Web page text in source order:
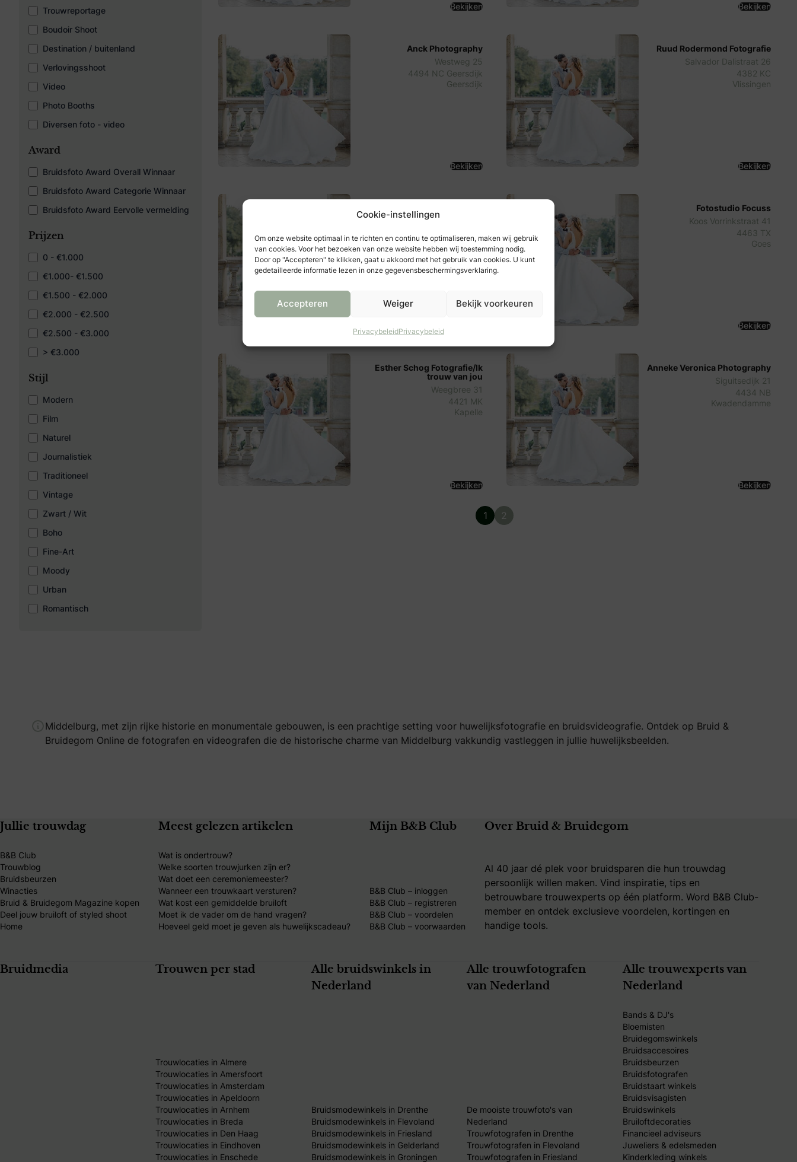
Cookie-instellingen
Om onze website optimaal in te richten en continu te optimaliseren, maken wij gebruik
van cookies. Voor het bezoeken van onze website hebben wij toestemming nodig.
Door op "Accepteren" te klikken, gaat u akkoord met het gebruik van cookies. U kunt
gedetailleerde informatie lezen in onze gegevensbeschermingsverklaring.
Accepteren Weiger Bekijk voorkeuren
PrivacybeleidPrivacybeleid
Trouwreportage
Boudoir Shoot
Destination / buitenland
Verlovingsshoot
Video
Photo Booths
Diversen foto - video
Award
Bruidsfoto Award Overall Winnaar
Bruidsfoto Award Categorie Winnaar
Bruidsfoto Award Eervolle vermelding
Prijzen
0 - €1.000
€1.000- €1.500
€1.500 - €2.000
€2.000 - €2.500
€2.500 - €3.000
> €3.000
Stijl
Modern
Film
Naturel
Journalistiek
Traditioneel
Vintage
Zwart / Wit
Boho
Fine-Art
Moody
Urban
Romantisch
Bekijken Bekijken
Anck Photography
Westweg 25
4494 NC Geersdijk
Geersdijk
Bekijken
Ruud Rodermond Fotografie
Salvador Dalistraat 26
4382 KC
Vlissingen
Bekijken
Co Coppoolse Fotografie
J. Evertsenstraat 15
4461 XN
Goes
Fotostudio Focuss
Koos Vorrinkstraat 41
4463 TX
Goes
Bekijken
Esther Schog Fotografie/Ik
trouw van jou
Weegbree 31
4421 MK
Kapelle
Bekijken
Anneke Veronica Photography
Siguitsedijk 21
4434 NB
Kwadendamme
Bekijken
1 2
Middelburg, met zijn rijke historie en monumentale gebouwen, is een prachtige setting voor huwelijksfotografie en bruidsvideografie. Ontdek op Bruid &
Bruidegom Online de fotografen en videografen die de historische charme van Middelburg vakkundig vastleggen in jullie huwelijksbeelden.
Jullie trouwdag
B&B Club
Trouwblog
Bruidsbeurzen
Winacties
Bruid & Bruidegom Magazine kopen
Deel jouw bruiloft of styled shoot
Home
Meest gelezen artikelen
Wat is ondertrouw?
Welke soorten trouwjurken zijn er?
Wat doet een ceremoniemeester?
Wanneer een trouwkaart versturen?
Wat kost een gemiddelde bruiloft
Moet ik de vader om de hand vragen?
Hoeveel geld moet je geven als huwelijkscadeau?
Mijn B&B Club
B&B Club – inloggen
B&B Club – registreren
B&B Club – voordelen
B&B Club – voorwaarden
Over Bruid & Bruidegom
Al 40 jaar dé plek voor bruidsparen die hun trouwdag
persoonlijk willen maken. Vind inspiratie, tips en
betrouwbare trouwexperts op één platform. Word B&B Club-
member en ontdek exclusieve voordelen, kortingen en
handige tools.
Bruidmedia Trouwen per stad
Trouwlocaties in Almere
Trouwlocaties in Amersfoort
Trouwlocaties in Amsterdam
Trouwlocaties in Apeldoorn
Trouwlocaties in Arnhem
Trouwlocaties in Breda
Trouwlocaties in Den Haag
Trouwlocaties in Eindhoven
Trouwlocaties in Enschede
Alle bruidswinkels in
Nederland
Bruidsmodewinkels in Drenthe
Bruidsmodewinkels in Flevoland
Bruidsmodewinkels in Friesland
Bruidsmodewinkels in Gelderland
Bruidsmodewinkels in Groningen
Alle trouwfotografen
van Nederland
De mooiste trouwfoto's van
Nederland
Trouwfotografen in Drenthe
Trouwfotografen in Flevoland
Trouwfotografen in Friesland
Alle trouwexperts van
Nederland
Bands & DJ's
Bloemisten
Bruidegomswinkels
Bruidsaccesoires
Bruidsbeurzen
Bruidsfotografen
Bruidstaart winkels
Bruidsvisagisten
Bruidswinkels
Bruiloftdecoraties
Financieel adviseurs
Juweliers & edelsmeden
Kinderkleding winkels